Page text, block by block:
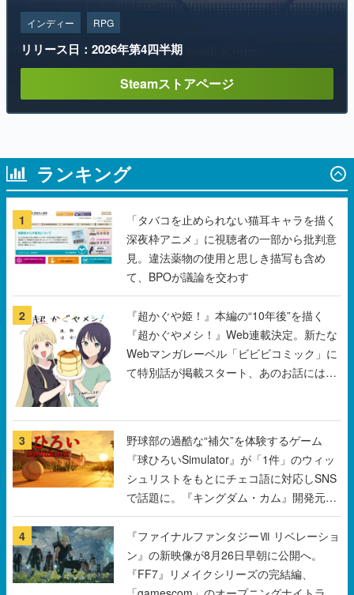
インディー RPG
リリース日：2026年第4四半期
Steamストアページ
ランキング
1
「タバコを止められない猫耳キャラを描く
深夜枠アニメ」に視聴者の一部から批判意
見。違法薬物の使用と思しき描写も含め
て、BPOが議論を交わす
2
『超かぐや姫！』本編の“10年後”を描く
『超かぐやメシ！』Web連載決定。新たな
Webマンガレーベル「ビビビコミック」に
て特別話が掲載スタート、あのお話には…
3
野球部の過酷な“補欠”を体験するゲーム
『球ひろいSimulator』が「1件」のウィッ
シュリストをもとにチェコ語に対応しSNS
で話題に。『キングダム・カム』開発元や
チェコのプロ野球選手から称賛の声
4
『ファイナルファンタジーⅦ リベレーショ
ン』の新映像が8月26日早朝に公開へ。
『FF7』リメイクシリーズの完結編、